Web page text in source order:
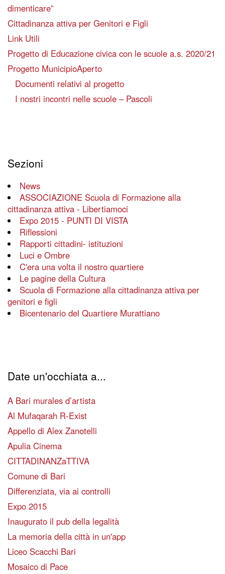
dimenticare”
Cittadinanza attiva per Genitori e Figli
Link Utili
Progetto di Educazione civica con le scuole a.s. 2020/21
Progetto MunicipioAperto
Documenti relativi al progetto
I nostri incontri nelle scuole – Pascoli
Sezioni
News
ASSOCIAZIONE Scuola di Formazione alla
cittadinanza attiva - Libertiamoci
Expo 2015 - PUNTI DI VISTA
Riflessioni
Rapporti cittadini- istituzioni
Luci e Ombre
C'era una volta il nostro quartiere
Le pagine della Cultura
Scuola di Formazione alla cittadinanza attiva per
genitori e figli
Bicentenario del Quartiere Murattiano
Date un'occhiata a...
A Bari murales d’artista
Al Mufaqarah R-Exist
Appello di Alex Zanotelli
Apulia Cinema
CITTADINANZaTTIVA
Comune di Bari
Differenziata, via ai controlli
Expo 2015
Inaugurato il pub della legalità
La memoria della città in un'app
Liceo Scacchi Bari
Mosaico di Pace